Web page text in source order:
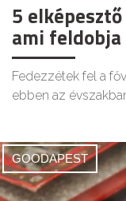
5
ami
Fedezzétek fel a
ebben az
GOODAPEST